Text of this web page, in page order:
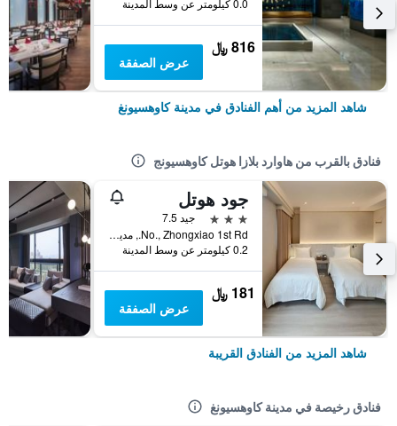
0.0 كيلومتر عن وسط المدينة
816 ﷼
عرض الصفقة
شاهد المزيد من أهم الفنادق في مدينة كاوهسيونغ
فنادق بالقرب من هاوارد بلازا هوتل كاوهسيونج
جود هوتل
3 نجوم
جيد 7.5
No., Zhongxiao 1st Rd., مدينة كاوهسيونغ, تايوان
0.2 كيلومتر عن وسط المدينة
181 ﷼
عرض الصفقة
شاهد المزيد من الفنادق القريبة
فنادق رخيصة في مدينة كاوهسيونغ